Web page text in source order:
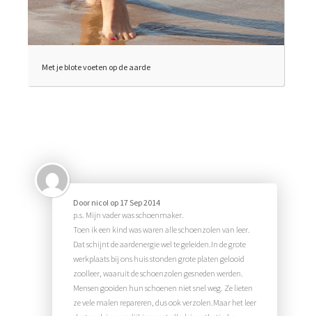
Met je blote voeten op de aarde
Door nicoI op 17 Sep 2014
p.s. Mijn vader was schoenmaker.
Toen ik een kind was waren alle schoenzolen van leer.
Dat schijnt de aardenergie wel te geleiden.In de grote
werkplaats bij ons huis stonden grote platen gelooid
zoolleer, waaruit de schoenzolen gesneden werden.
Mensen gooiden hun schoenen niet snel weg. Ze lieten
ze vele malen repareren, dus ook verzolen.Maar het leer